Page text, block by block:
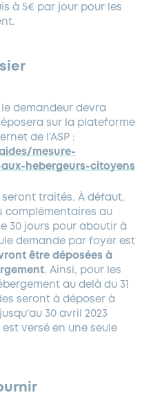
à 5€ par jour pour les
le demandeur devra
sur la plateforme
de l’ASP :
mesure-
hebergeurs-citoyens
seront traités. À défaut,
complémentaires au
30 jours pour aboutir à
demande par foyer est
être déposées à
. Ainsi, pour les
au delà du 31
seront à déposer à
30 avril 2023
versé en une seule